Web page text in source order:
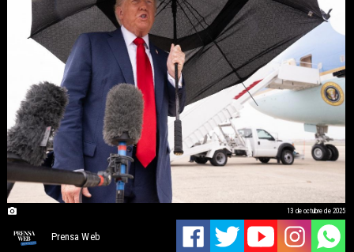
Prensa Web
13 de octubre de 2025